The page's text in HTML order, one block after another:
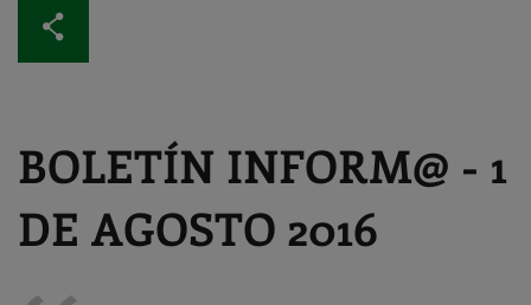
contido
principal
BOLETÍN INFORM@ - 1
DE AGOSTO 2016